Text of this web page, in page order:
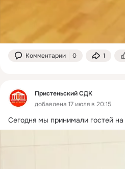
Комментарии 0 1
Пристеньский СДК
добавлена 17 июля в 20:15
Сегодня мы принимали гостей